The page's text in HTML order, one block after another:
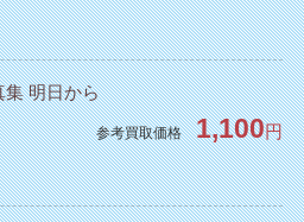
集 明日から
参考買取価格 1,100円